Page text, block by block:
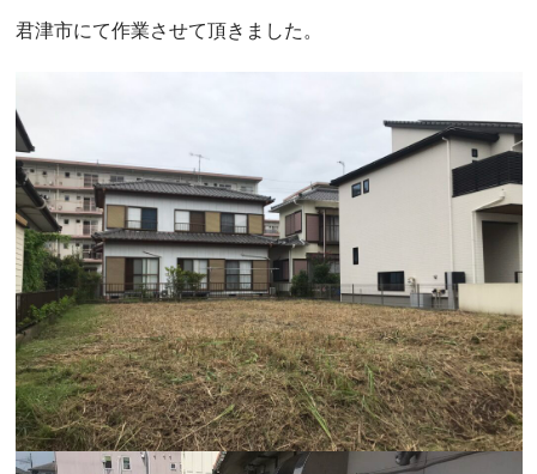
君津市にて作業させて頂きました。